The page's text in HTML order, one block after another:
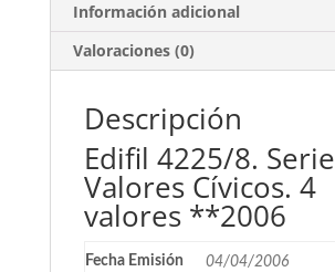
Información adicional
Valoraciones (0)
Descripción
Edifil 4225/8. Serie
Valores Cívicos. 4
valores **2006
Fecha Emisión 04/04/2006